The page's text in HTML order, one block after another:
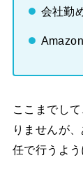
会社勤
ここまでし
りませんが
任で行うよう